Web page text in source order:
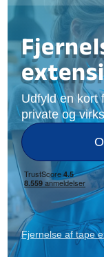
Udfyld en kort
private og
Fjernelse af tape